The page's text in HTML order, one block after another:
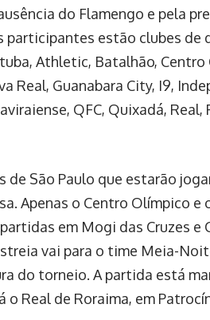
do Flamengo e pela
participantes estão clubes de
Athletic, Batalhão,
Real, Guanabara City, I9,
QFC, Quixadá, Real,
de São Paulo que estarão
Apenas o Centro Olímpico
em Mogi das Cruzes e
vai para o time Meia-
do torneio. A partida está
o Real de Roraima, em